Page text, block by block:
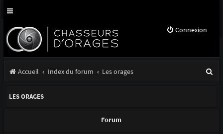
Connexion
Accueil Index du forum Les orages
LES ORAGES
Forum